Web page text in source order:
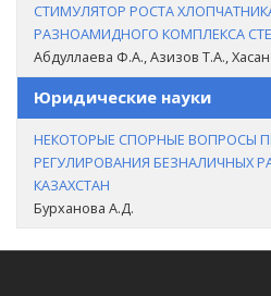
СТИМУЛЯТОР РОСТА
РАЗНОАМИДНОГО КОМПЛЕКСА
Абдуллаева Ф.А., Азизов Т.А.,
Юридические науки
НЕКОТОРЫЕ СПОРНЫЕ ВОПРОСЫ
РЕГУЛИРОВАНИЯ БЕЗНАЛИЧНЫХ
КАЗАХСТАН
Бурханова А.Д.